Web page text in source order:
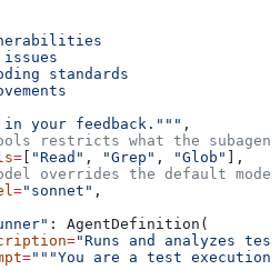
standards
in your feedback.""" ,
restricts what the
= "Read" , "Grep" , "Glob"
],
overrides the default
="sonnet" ,
: AgentDefinition(
="Runs and analyzes
="""You are a test